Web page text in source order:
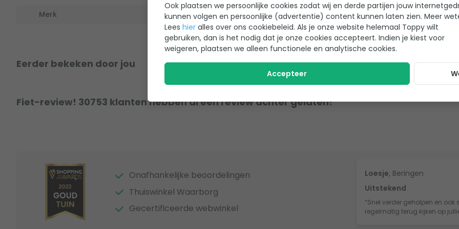
Merk AquaForte
Eerder bekeken door jou
Fiet-review! 30753 klanten hebben al een review achter gelaten!
Onafhankelijke beoordelingen
Thuiswinkel Waarborg
Gecertificeerde webwinkel
Loesje, Beringen
Uitstekend
“Snel verder geholpen en
regelmatig terug kijken op
Ook plaatsen we persoonlijke cookies zodat wij en derde partijen jouw
kunnen volgen en persoonlijke (advertentie) content kunnen laten zien. Meer
Lees hier alles over ons cookiebeleid. Als je onze website helemaal Toppy wilt
gebruiken, dan is het nodig dat je onze cookies accepteert. Indien je kiest voor
weigeren, plaatsen we alleen functionele en analytische cookies.
Accepteer